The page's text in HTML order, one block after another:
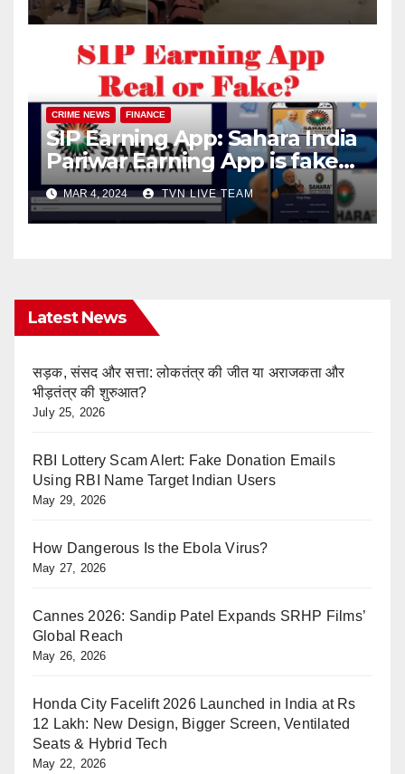
CRIME NEWS FINANCE
SIP Earning App: Sahara India
Pariwar Earning App is fake!
Know the complete details!
MAR 4, 2024 TVN LIVE TEAM
Latest News
सड़क, संसद और सत्ता: लोकतंत्र की जीत या अराजकता और
भीड़तंत्र की शुरुआत?
July 25, 2026
RBI Lottery Scam Alert: Fake Donation Emails
Using RBI Name Target Indian Users
May 29, 2026
How Dangerous Is the Ebola Virus?
May 27, 2026
Cannes 2026: Sandip Patel Expands SRHP Films’
Global Reach
May 26, 2026
Honda City Facelift 2026 Launched in India at Rs
12 Lakh: New Design, Bigger Screen, Ventilated
Seats & Hybrid Tech
May 22, 2026